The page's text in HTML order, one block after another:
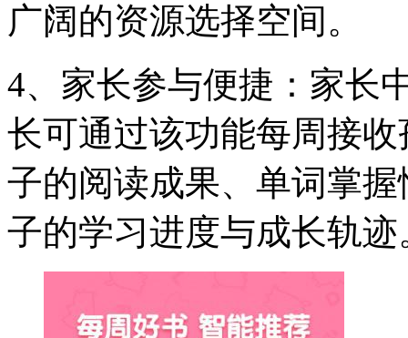
广阔的资源选择空间。
4、家长参与便捷：家长
长可通过该功能每周接
子的阅读成果、单词掌
子的学习进度与成长轨迹